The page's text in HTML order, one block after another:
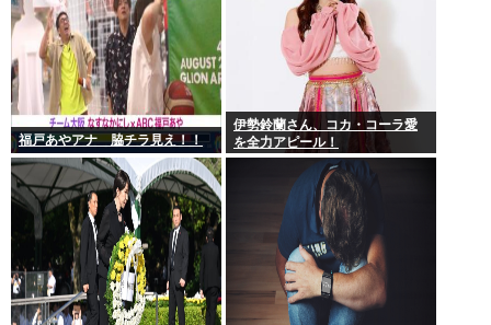
福戸あやアナ 脇チラ見え！！
伊勢鈴蘭さん、コカ・コーラ愛
を全力アピール！